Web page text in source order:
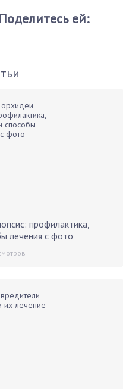
ей:
профилактика,
лечения с фото